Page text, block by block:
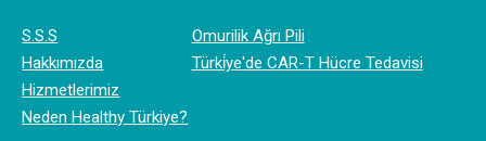
S.S.S
Hakkımızda
Hizmetlerimiz
Neden Healthy Türkiye?
Omurilik Ağrı Pili
Türki̇ye'de CAR-T Hücre Tedavisi